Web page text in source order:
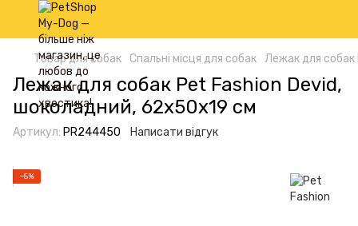
Товар для собак Спальні місця для собак Лежак для
Лежак для собак Pet Fashion Devid,
шоколадний, 62х50х19 см
Артикул: PR244450 Написати відгук
−5%